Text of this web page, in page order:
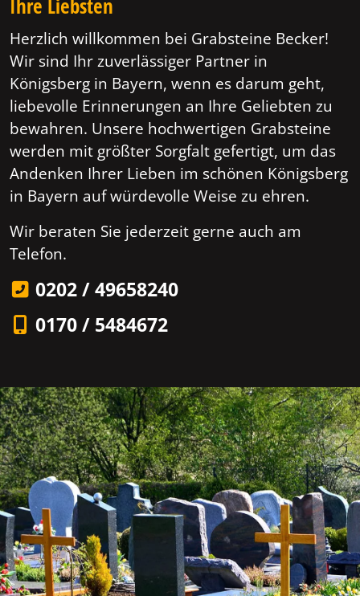
Ihre Liebsten
Herzlich willkommen bei Grabsteine Becker!
Wir sind Ihr zuverlässiger Partner in
Königsberg in Bayern, wenn es darum geht,
liebevolle Erinnerungen an Ihre Geliebten zu
bewahren. Unsere hochwertigen Grabsteine
werden mit größter Sorgfalt gefertigt, um das
Andenken Ihrer Lieben im schönen Königsberg
in Bayern auf würdevolle Weise zu ehren.
Wir beraten Sie jederzeit gerne auch am
Telefon.
0202 / 49658240
0170 / 5484672